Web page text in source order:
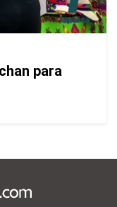
para